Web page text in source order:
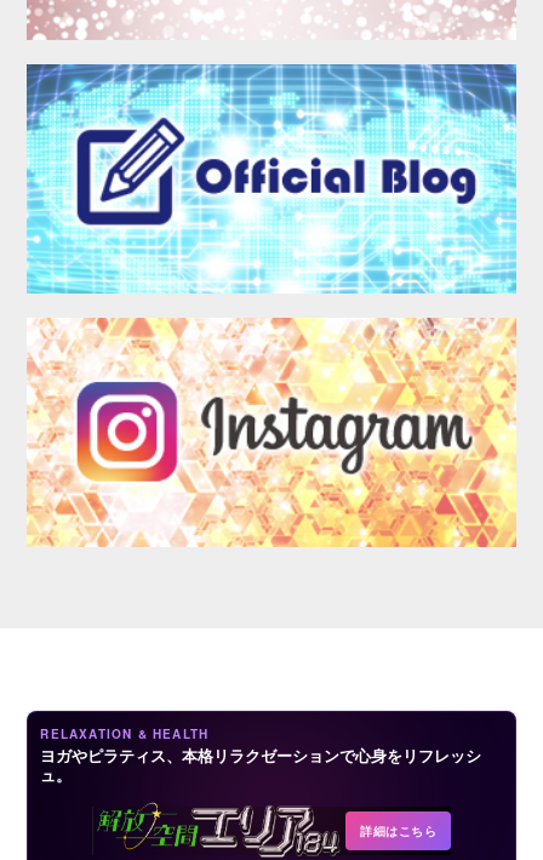
RELAXATION & HEALTH
ヨガやピラティス、本格リラクゼーションで心身をリフレッシ
ュ。
詳細はこちら